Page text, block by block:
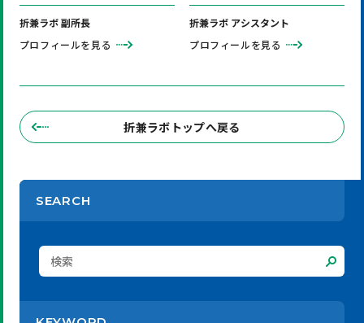
折兼ラボ 副所長
プロフィールを見る
折兼ラボ アシスタント
プロフィールを見る
折兼ラボトップへ戻る
SEARCH